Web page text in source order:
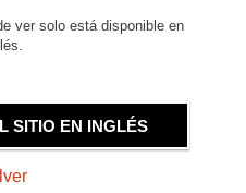
ver solo está disponible en
SITIO EN INGLÉS